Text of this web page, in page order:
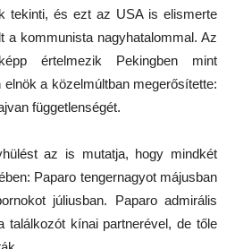
tekinti, és ezt az USA is elismerte
a kommunista nagyhatalommal. Az
értelmezik Pekingben mint
elnök a közelmúltban megerősítette:
függetlenségét.
az is mutatja, hogy mindkét
Paparo tengernagyot májusban
júliusban. Paparo admirális
találkozót kínai partnerével, de tőle